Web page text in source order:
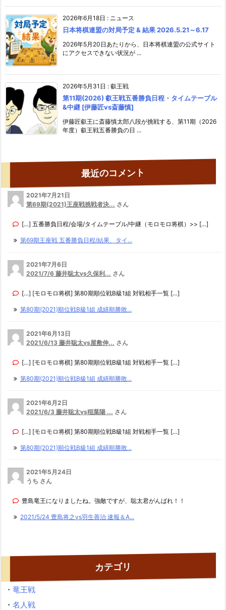
2026年6月18日 : ニュース
日本将棋連盟の対局予定 & 結果 2026.5.21～6.17
2026年5月20日あたりから、日本将棋連盟の公式サイト
にアクセスできない状況が ...
2026年5月31日 : 叡王戦
第11期(2026) 叡王戦五番勝負日程・タイムテーブル
&中継 [伊藤匠vs斎藤慎]
伊藤匠叡王に斎藤慎太郎八段が挑戦する、第11期（2026
年度）叡王戦五番勝負の日 ...
最近のコメント
2021年7月21日
第69期(2021)王座戦挑戦者決... さん
[…] 五番勝負日程/会場/タイムテーブル/中継（モロモロ将棋）>> […]
第69期王座戦 五番勝負日程/結果、タイ...
2021年7月6日
2021/7/6 藤井聡太vs久保利... さん
[…] [モロモロ将棋] 第80期順位戦B級1組 対戦相手一覧 […]
第80期(2021)順位戦B級1組 成績順勝敗...
2021年6月13日
2021/6/13 藤井聡太vs屋敷伸... さん
[…] [モロモロ将棋] 第80期順位戦B級1組 対戦相手一覧 […]
第80期(2021)順位戦B級1組 成績順勝敗...
2021年6月2日
2021/6/3 藤井聡太vs稲葉陽 ... さん
[…] [モロモロ将棋] 第80期順位戦B級1組 対戦相手一覧 […]
第80期(2021)順位戦B級1組 成績順勝敗...
2021年5月24日
うち さん
豊島竜王になりましたね。強敵ですが、聡太君がんばれ！！
2021/5/24 豊島将之vs羽生善治 速報＆A...
カテゴリ
・ 竜王戦
・ 名人戦